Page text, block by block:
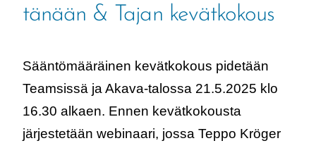
tänään & Tajan kevätkokous
Sääntömääräinen kevätkokous pidetään
Teamsissä ja Akava-talossa 21.5.2025 klo
16.30 alkaen. Ennen kevätkokousta
järjestetään webinaari, jossa Teppo Kröger